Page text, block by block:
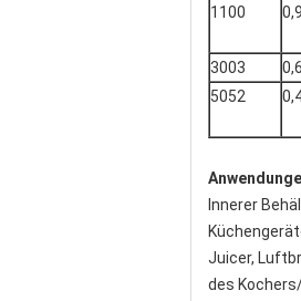
1100
3003
5052
Innerer
Juicer,
des